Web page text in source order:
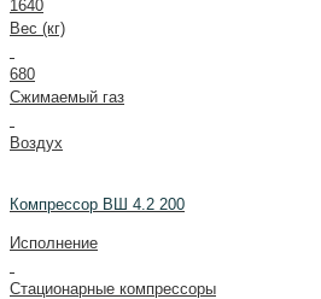
1640
Вес (кг)
680
Сжимаемый газ
Воздух
Компрессор ВШ 4.2 200
Исполнение
Стационарные компрессоры